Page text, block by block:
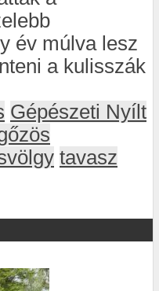
év múlva lesz
a kulisszák
Gépészeti Nyílt
tavasz